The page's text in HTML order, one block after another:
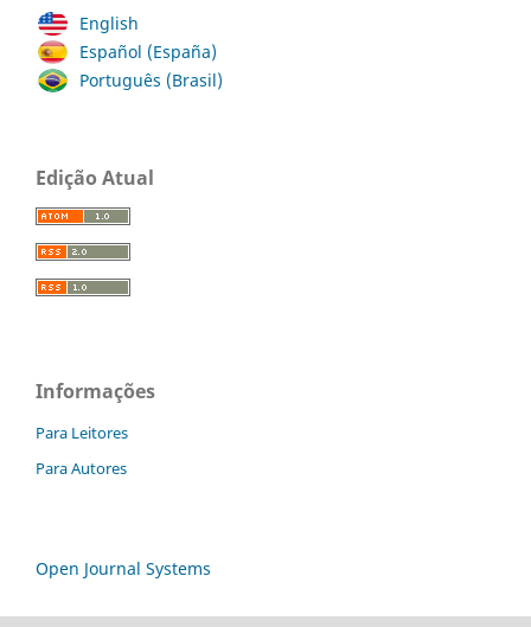
English
Español (España)
Português (Brasil)
Edição Atual
Informações
Para Leitores
Para Autores
Open Journal Systems